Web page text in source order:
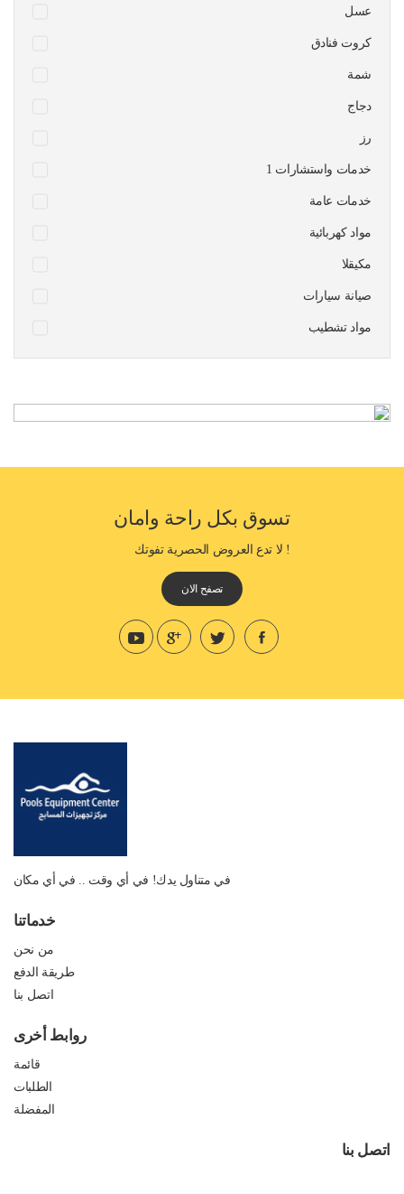
عسل
كروت فنادق
شمة
دجاج
رز
1 خدمات واستشارات
خدمات عامة
مواد كهربائية
مكيقلا
صيانة سيارات
مواد تشطيب
تسوق بكل راحة وامان
! لا تدع العروض الحصرية تفوتك
تصفح الان
في متناول يدك! في أي وقت .. في أي مكان
خدماتنا
من نحن
طريقة الدفع
اتصل بنا
روابط أخرى
قائمة
الطلبات
المفضلة
اتصل بنا